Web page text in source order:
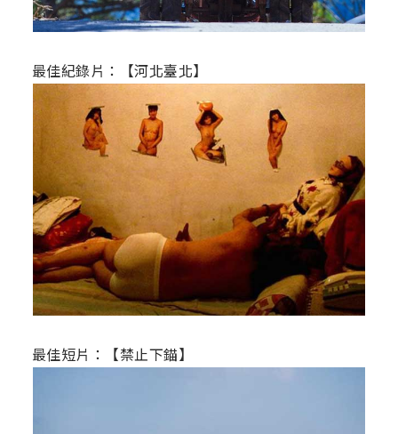
最佳紀錄片：【河北臺北】
最佳短片：【禁止下錨】